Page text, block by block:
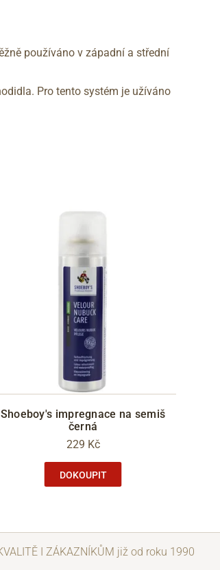
používáno v západní a střední
Pro tento systém je užíváno
Shoeboy's impregnace na semiš
černá
229 Kč
DOKOUPIT
I ZÁKAZNÍKŮM již od roku 1990